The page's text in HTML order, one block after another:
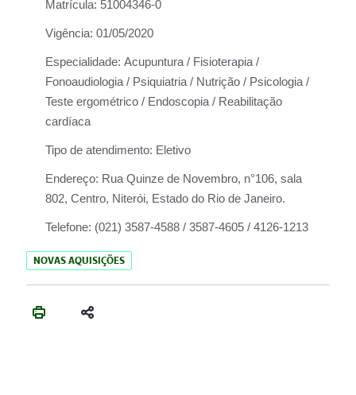
Matrícula: 51004346-0
Vigência: 01/05/2020
Especialidade: Acupuntura / Fisioterapia /
Fonoaudiologia / Psiquiatria / Nutrição / Psicologia /
Teste ergométrico / Endoscopia / Reabilitação
cardíaca
Tipo de atendimento: Eletivo
Endereço: Rua Quinze de Novembro, n°106, sala
802, Centro, Niterói, Estado do Rio de Janeiro.
Telefone: (021) 3587-4588 / 3587-4605 / 4126-1213
NOVAS AQUISIÇÕES